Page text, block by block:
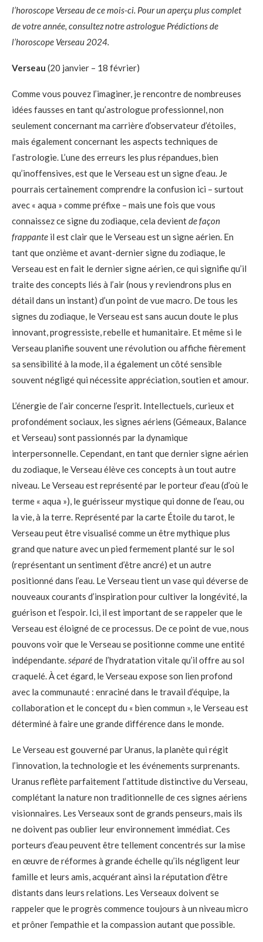
l’horoscope Verseau de ce mois-ci. Pour un aperçu plus complet
de votre année, consultez notre astrologue Prédictions de
l’horoscope Verseau 2024.
Verseau (20 janvier – 18 février)
Comme vous pouvez l’imaginer, je rencontre de nombreuses
idées fausses en tant qu’astrologue professionnel, non
seulement concernant ma carrière d’observateur d’étoiles,
mais également concernant les aspects techniques de
l’astrologie. L’une des erreurs les plus répandues, bien
qu’inoffensives, est que le Verseau est un signe d’eau. Je
pourrais certainement comprendre la confusion ici – surtout
avec « aqua » comme préfixe – mais une fois que vous
connaissez ce signe du zodiaque, cela devientde façon
frappante il est clair que le Verseau est un signe aérien. En
tant que onzième et avant-dernier signe du zodiaque, le
Verseau est en fait le dernier signe aérien, ce qui signifie qu’il
traite des concepts liés à l’air (nous y reviendrons plus en
détail dans un instant) d’un point de vue macro. De tous les
signes du zodiaque, le Verseau est sans aucun doute le plus
innovant, progressiste, rebelle et humanitaire. Et même si le
Verseau planifie souvent une révolution ou affiche fièrement
sa sensibilité à la mode, il a également un côté sensible
souvent négligé qui nécessite appréciation, soutien et amour.
L’énergie de l’air concerne l’esprit. Intellectuels, curieux et
profondément sociaux, les signes aériens (Gémeaux, Balance
et Verseau) sont passionnés par la dynamique
interpersonnelle. Cependant, en tant que dernier signe aérien
du zodiaque, le Verseau élève ces concepts à un tout autre
niveau. Le Verseau est représenté par le porteur d’eau (d’où le
terme « aqua »), le guérisseur mystique qui donne de l’eau, ou
la vie, à la terre. Représenté par la carte Étoile du tarot, le
Verseau peut être visualisé comme un être mythique plus
grand que nature avec un pied fermement planté sur le sol
(représentant un sentiment d’être ancré) et un autre
positionné dans l’eau. Le Verseau tient un vase qui déverse de
nouveaux courants d’inspiration pour cultiver la longévité, la
guérison et l’espoir. Ici, il est important de se rappeler que le
Verseau est éloigné de ce processus. De ce point de vue, nous
pouvons voir que le Verseau se positionne comme une entité
indépendante.séparéde l’hydratation vitale qu’il offre au sol
craquelé. À cet égard, le Verseau expose son lien profond
avec la communauté : enraciné dans le travail d’équipe, la
collaboration et le concept du « bien commun », le Verseau est
déterminé à faire une grande différence dans le monde.
Le Verseau est gouverné par Uranus, la planète qui régit
l’innovation, la technologie et les événements surprenants.
Uranus reflète parfaitement l’attitude distinctive du Verseau,
complétant la nature non traditionnelle de ces signes aériens
visionnaires. Les Verseaux sont de grands penseurs, mais ils
ne doivent pas oublier leur environnement immédiat. Ces
porteurs d’eau peuvent être tellement concentrés sur la mise
en œuvre de réformes à grande échelle qu’ils négligent leur
famille et leurs amis, acquérant ainsi la réputation d’être
distants dans leurs relations. Les Verseaux doivent se
rappeler que le progrès commence toujours à un niveau micro
et prôner l’empathie et la compassion autant que possible.